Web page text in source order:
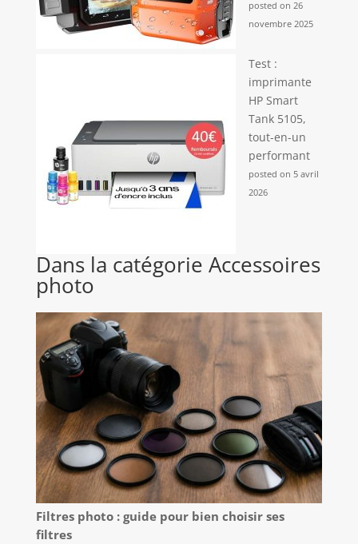
posted on 26
novembre 2025
Test :
imprimante
HP Smart
Tank 5105,
tout-en-un
performant
posted on 5 avril
2026
Dans la catégorie Accessoires
photo
Filtres photo : guide pour bien choisir ses
filtres